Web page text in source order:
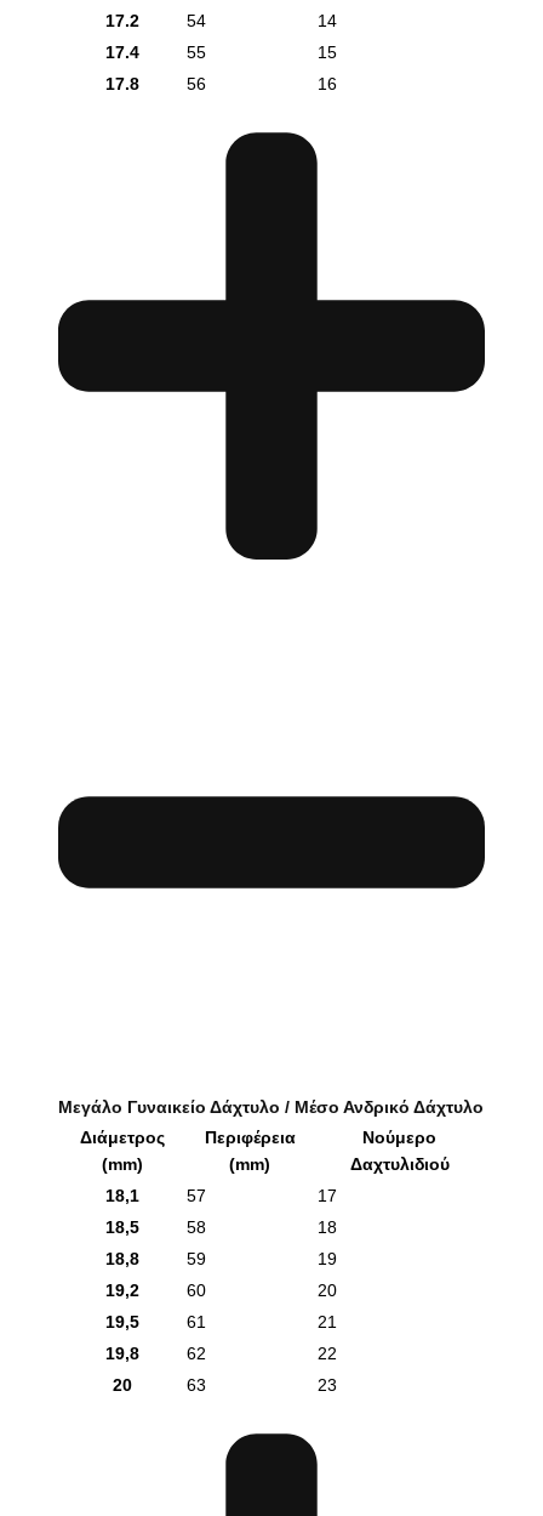
17.2
54
14
17.4
55
15
17.8
56 16
Μεγάλο Γυναικείο Δάχτυλο / Μέσο Ανδρικό Δάχτυλο
Διάμετρος
(mm)
Περιφέρεια
(mm)
Νούμερο
Δαχτυλιδιού
18,1
57
17
18,5
58
18
18,8
59
19
19,2
60
20
19,5
61
21
19,8
62
22
20
63 23